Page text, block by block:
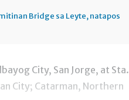
Bridge sa Leyte, natapos
City, San Jorge, at Sta.
City; Catarman, Northern